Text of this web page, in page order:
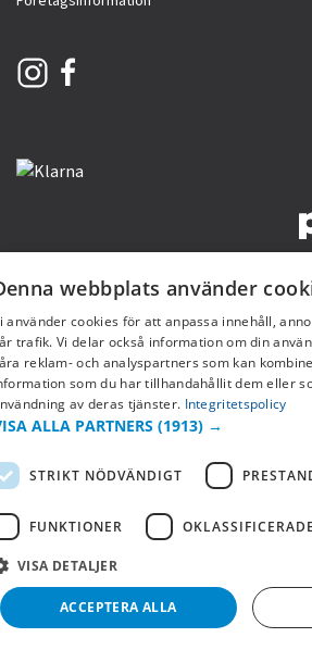
webbplats använder
använder cookies för att anpassa innehåll,
trafik. Vi delar också information om din
reklam- och analyspartners som kan
som du har tillhandahållit dem eller
av deras tjänster. Integritetspolicy
ALLA PARTNERS (1913) →
STRIKT NÖDVÄNDIGT
FUNKTIONER OKLASSIFICERADE
VISA DETALJER
ACCEPTERA ALLA